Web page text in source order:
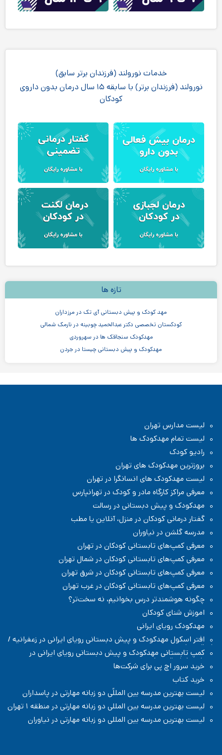
خدمات نورولند (فرزندان برتر سابق)
نورولند (فرزندان برتر) با سابقه ۱۵ سال درمان بدون داروی
کودکان
تازه ها
مهد کودک و پیش دبستانی آی تک در مرزداران
کودکستان تخصصی دکتر عبدالحمید چوبینه در نارمک شمالی
مهدکودک سنجاقک ها در سهروردی
مهدکودک و پیش دبستانی چیستا در جردن
مدرسه پسرانه بادبادک - دبستان ابتدایی
لیست مدارس تهران
لیست تمام مهدکودک ها
رادیو کودک
بروزترین مهدکودک های تهران
لیست مهدکودک های انسانگرا در تهران
معرفی مراکز کارگاه مادر و کودک در تهرانپارس
مهدکودک و پیش دبستانی در رسالت
گفتار درمانی کودکان در منزل، آنلاین یا مطب
مدرسه گلشن در نیاوران
معرفی کمپ‌های تابستانی کودکان در تهران
معرفی کمپ‌های تابستانی کودکان در شمال تهران
معرفی کمپ‌های تابستانی کودکان در شرق تهران
معرفی کمپ‌های تابستانی کودکان در غرب تهران
چگونه هوشمندتر درس بخوانیم، نه سخت‌تر؟
اموزش شنای کودکان
مهدکودک رویای ایرانی
افتر اسکول مهدکودک و پیش دبستانی رویای ایرانی در زعفرانیه /
شمال تهران
کمپ تابستانی مهدکودک و پیش دبستانی رویای ایرانی در
زعفرانیه / شمال تهران
خرید سرور اچ پی برای شرکت‌ها
خرید کتاب
لیست بهترین مدرسه بین المللًی دو زبانه مهارتی در پاسداران
لیست بهترین مدرسه بین المللی دو زبانه مهارتی در منطقه ۱ تهران
لیست بهترین مدرسه بین المللی دو زبانه مهارتی در نیاوران